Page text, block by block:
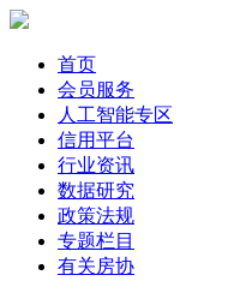
首页
会员服务
人工智能专区
信用平台
行业资讯
数据研究
政策法规
专题栏目
有关房协